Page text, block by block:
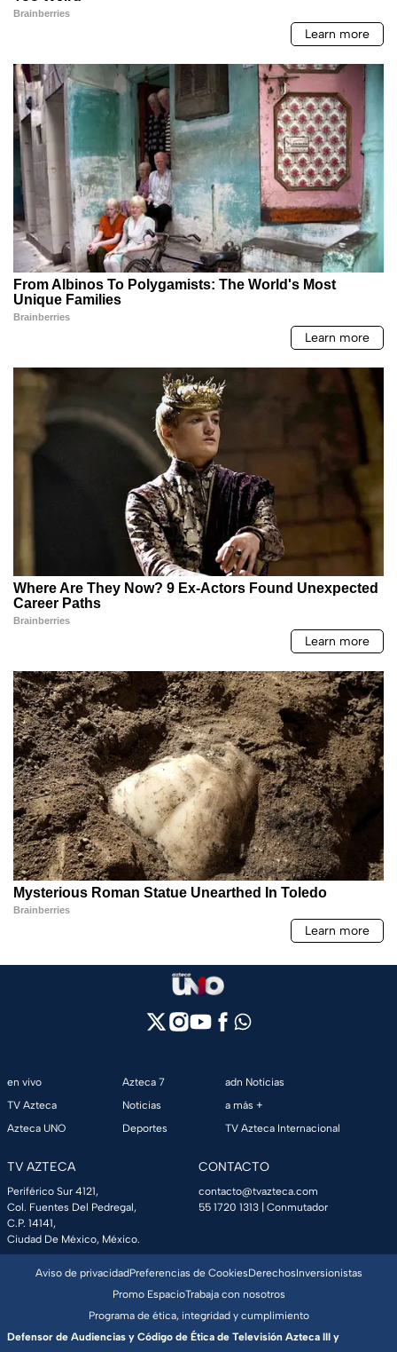
en vivo
TV Azteca
Azteca UNO
Azteca 7
Noticias
Deportes
adn Noticias
a más +
TV Azteca Internacional
TV AZTECA
Periférico Sur 4121,
Col. Fuentes Del Pedregal,
C.P. 14141,
Ciudad De México, México.
CONTACTO
contacto@tvazteca.com
55 1720 1313 | Conmutador
Aviso de privacidadPreferencias de CookiesDerechosInversionistas
Promo EspacioTrabaja con nosotros
Programa de ética, integridad y cumplimiento
Defensor de Audiencias y Código de Ética de Televisión Azteca III y